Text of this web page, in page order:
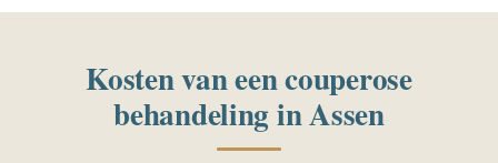
Kosten van een couperose
behandeling in Assen